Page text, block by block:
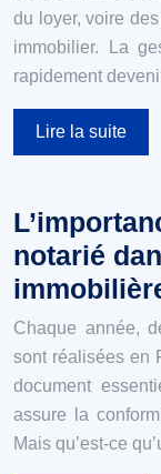
du loyer, voire
immobilier. La
rapidement
Lire la suite
notarié
Chaque année,
sont réalisées en
document
assure la
Mais qu’est-ce